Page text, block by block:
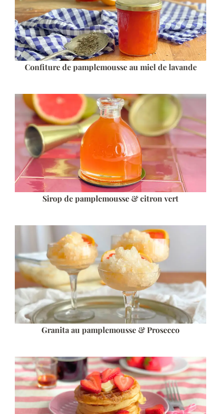
Confiture de pamplemousse au miel de lavande
Sirop de pamplemousse & citron vert
Granita au pamplemousse & Prosecco